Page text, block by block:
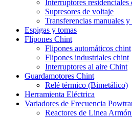
Interruptores residenciales
Supresores de voltaje
Transferencias manuales
Espigas y tomas
Flipones Chint
Flipones automáticos chint
Flipones industriales chint
Interruptores al aire Chint
Guardamotores Chint
Relé térmico (Bimetálico)
Herramienta Eléctrica
Variadores de Frecuencia
Reactores de Linea